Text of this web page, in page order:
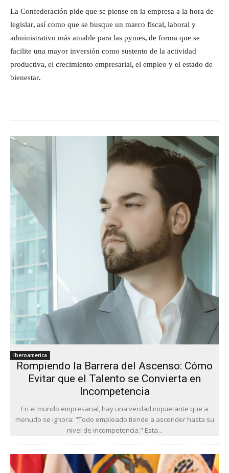
La Confederación pide que se piense en la empresa a la hora de
legislar, así como que se busque un marco fiscal, laboral y
administrativo más amable para las pymes, de forma que se
facilite una mayor inversión como sustento de la actividad
productiva, el crecimiento empresarial, el empleo y el estado de
bienestar.
Iberoamerica
Rompiendo la Barrera del Ascenso: Cómo
Evitar que el Talento se Convierta en
Incompetencia
En el mundo empresarial, hay una verdad inquietante que a
menudo se ignora: "Todo empleado tiende a ascender hasta su
nivel de incompetencia." Esta...